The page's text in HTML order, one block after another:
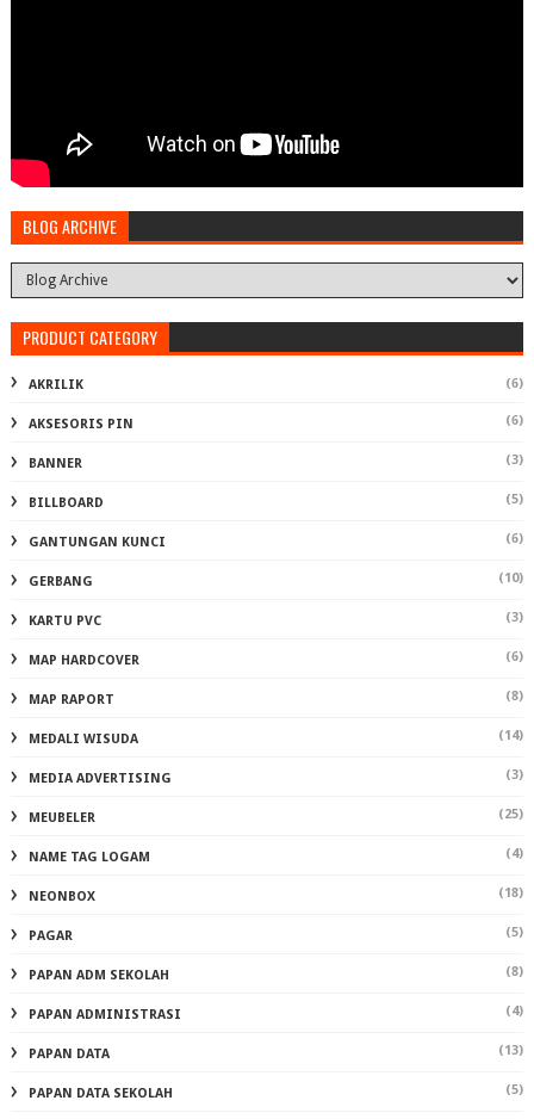
BLOG ARCHIVE
PRODUCT CATEGORY
AKRILIK (6)
AKSESORIS PIN (6)
BANNER (3)
BILLBOARD (5)
GANTUNGAN KUNCI (6)
GERBANG (10)
KARTU PVC (3)
MAP HARDCOVER (6)
MAP RAPORT (8)
MEDALI WISUDA (14)
MEDIA ADVERTISING (3)
MEUBELER (25)
NAME TAG LOGAM (4)
NEONBOX (18)
PAGAR (5)
PAPAN ADM SEKOLAH (8)
PAPAN ADMINISTRASI (4)
PAPAN DATA (13)
PAPAN DATA SEKOLAH (5)